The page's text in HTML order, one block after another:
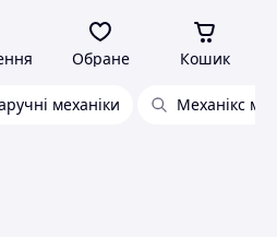
Обране Кошик
механіки Механікс м-